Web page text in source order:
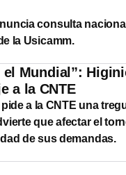
consulta
la Usicamm.
el Mundial”:
a la CNTE
a la CNTE una
que afectar el
de sus demandas.